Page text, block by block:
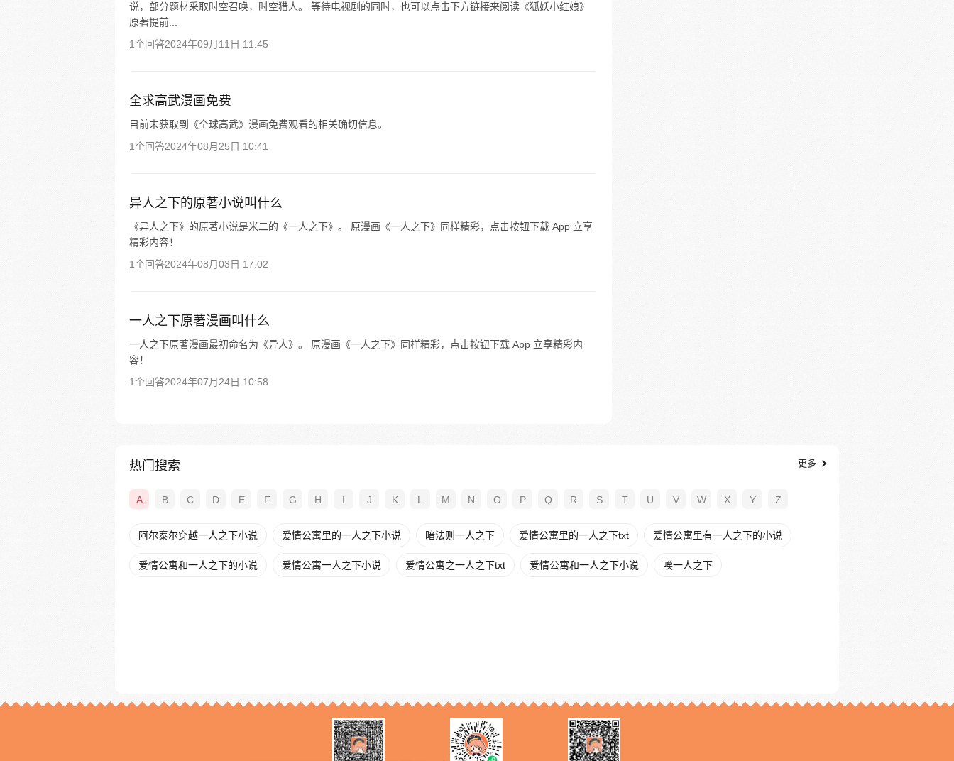
说，部分题材采取时空召唤，时空猎人。 等待电视剧的同时，也可以点击下方链接来阅读《狐妖小红娘》
原著提前...
1个回答2024年09月11日 11:45
全求高武漫画免费
目前未获取到《全球高武》漫画免费观看的相关确切信息。
1个回答2024年08月25日 10:41
异人之下的原著小说叫什么
《异人之下》的原著小说是米二的《一人之下》。 原漫画《一人之下》同样精彩，点击按钮下载 App 立享
精彩内容！
1个回答2024年08月03日 17:02
一人之下原著漫画叫什么
一人之下原著漫画最初命名为《异人》。 原漫画《一人之下》同样精彩，点击按钮下载 App 立享精彩内
容！
1个回答2024年07月24日 10:58
热门搜索 更多
A B C D E F G H I J K L M N O P Q R S T U V W X Y Z
阿尔泰尔穿越一人之下小说 爱情公寓里的一人之下小说 暗法则一人之下 爱情公寓里的一人之下txt 爱情公寓里有一人之下的小说
爱情公寓和一人之下的小说 爱情公寓一人之下小说 爱情公寓之一人之下txt 爱情公寓和一人之下小说 唉一人之下